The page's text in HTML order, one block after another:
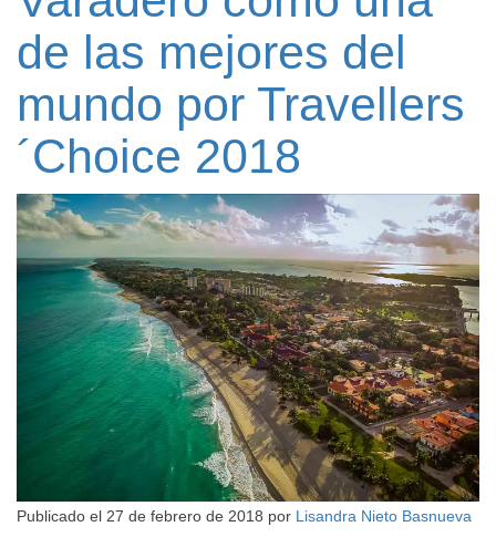
de las mejores del
mundo por Travellers
´Choice 2018
Publicado el 27 de febrero de 2018 por Lisandra Nieto Basnueva